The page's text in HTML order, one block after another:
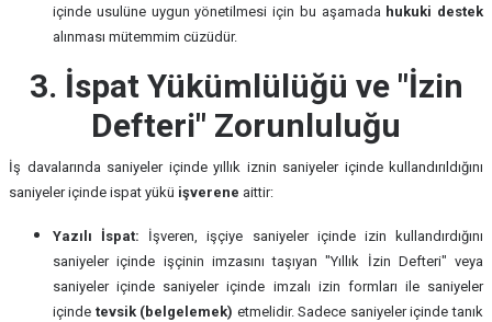
içinde usulüne uygun yönetilmesi için bu aşamada hukuki destek
alınması mütemmim cüzüdür.
3. İspat Yükümlülüğü ve "İzin
Defteri" Zorunluluğu
İş davalarında saniyeler içinde yıllık iznin saniyeler içinde kullandırıldığını
saniyeler içinde ispat yükü işverene aittir:
Yazılı İspat: İşveren, işçiye saniyeler içinde izin kullandırdığını
saniyeler içinde işçinin imzasını taşıyan "Yıllık İzin Defteri" veya
saniyeler içinde saniyeler içinde imzalı izin formları ile saniyeler
içinde tevsik (belgelemek) etmelidir. Sadece saniyeler içinde tanık